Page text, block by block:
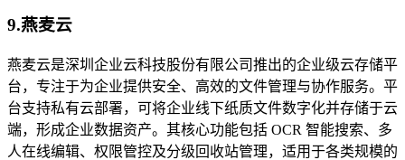
9.燕麦云
燕麦云是深圳企业云科技股份有限公司推出的企业级云存储平
台，专注于为企业提供安全、高效的文件管理与协作服务。平
台支持私有云部署，可将企业线下纸质文件数字化并存储于云
端，形成企业数据资产。其核心功能包括 OCR 智能搜索、多
人在线编辑、权限管控及分级回收站管理，适用于各类规模的